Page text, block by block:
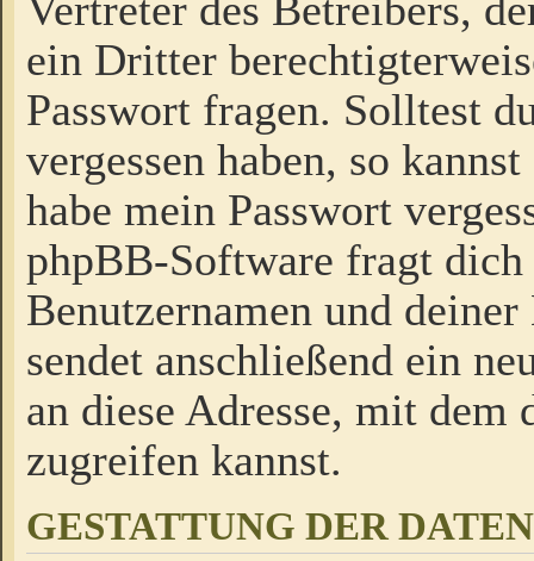
ein Dritter
Passwort fragen. Solltest
vergessen haben, so
habe mein Passwort
phpBB-Software fragt dich
Benutzernamen und
sendet anschließend ein
an diese Adresse, mit dem
zugreifen kannst.
GESTATTUNG DER